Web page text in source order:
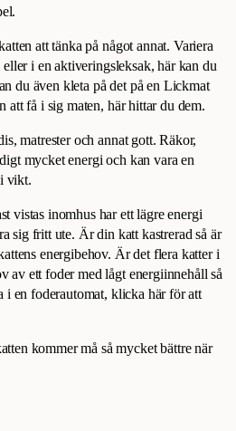
att tänka på något annat. Variera
i en aktiveringsleksak, här kan du
du även kleta på det på en Lickmat
att få i sig maten, här hittar du dem.
matrester och annat gott. Räkor,
mycket energi och kan vara en
vikt.
vistas inomhus har ett lägre energi
sig fritt ute. Är din katt kastrerad så är
energibehov. Är det flera katter i
av ett foder med lågt energiinnehåll så
i en foderautomat, klicka här för att
kommer må så mycket bättre när